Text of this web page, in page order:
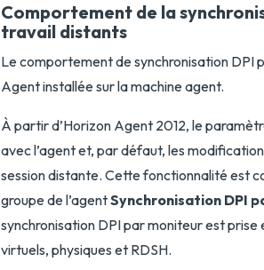
Comportement de la
travail distants
Le comportement de synchronisation DPI
Agent installée sur la machine agent.
À partir d’Horizon Agent 2012, le
avec l’agent et, par défaut, les
session distante. Cette fonctionnalité est
groupe de l’agentSynchronisation DPI
synchronisation DPI par moniteur est
virtuels, physiques et RDSH.